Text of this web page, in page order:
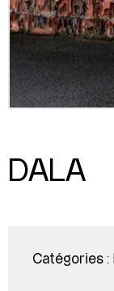
DALA
Catégories :